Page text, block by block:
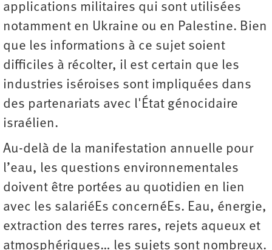
applications militaires qui sont utilisées
notamment en Ukraine ou en Palestine. Bien
que les informations à ce sujet soient
difficiles à récolter, il est certain que les
industries iséroises sont impliquées dans
des partenariats avec l'État génocidaire
israélien.
Au-delà de la manifestation annuelle pour
l’eau, les questions environnementales
doivent être portées au quotidien en lien
avec les salariéEs concernéEs. Eau, énergie,
extraction des terres rares, rejets aqueux et
atmosphériques… les sujets sont nombreux.